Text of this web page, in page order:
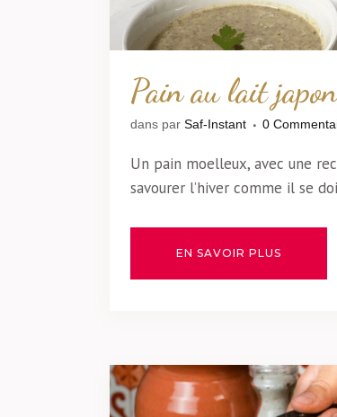
Pain au lait
dans par Saf-Instant 0
Un pain moelleux, avec une
savourer l’hiver comme il se
EN SAVOIR PLUS